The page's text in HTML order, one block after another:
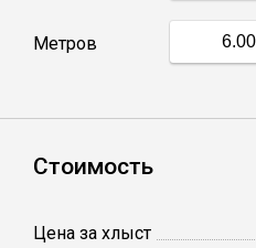
Столбы заборные
Метров
Стоимость
Цена за хлыст